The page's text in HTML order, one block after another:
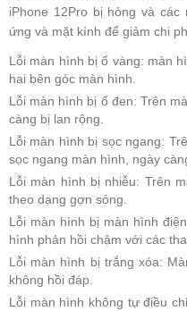
iPhone 12Pro bị hỏng và
ứng và mặt kính để giảm chi
Lỗi màn hình bị ố vàng: màn
hai bên góc màn hình.
Lỗi màn hình bị ố đen: Trên
càng bị lan rộng.
Lỗi màn hình bị sọc ngang:
sọc ngang màn hình, ngày
Lỗi màn hình bị nhiễu: Trên
theo dạng gợn sóng.
Lỗi màn hình bị màn hình
hình phản hồi chậm với các
Lỗi màn hình bị trắng xóa:
không hồi đáp.
Lỗi màn hình không tự điều